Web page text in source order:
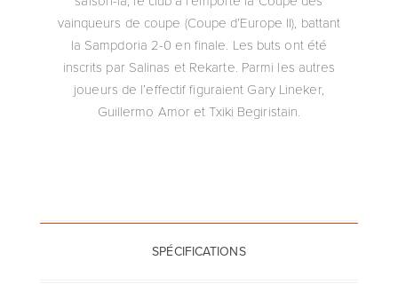
vainqueurs de coupe (Coupe d’Europe II), battant
la Sampdoria 2-0 en finale. Les buts ont été
inscrits par Salinas et Rekarte. Parmi les autres
joueurs de l’effectif figuraient Gary Lineker,
Guillermo Amor et Txiki Begiristain.
SPÉCIFICATIONS